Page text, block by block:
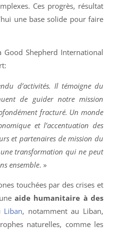
Ces progrès, résultat
une base solide pour faire
Good Shepherd International
d’activités. Il témoigne du
de guider notre mission
fracturé. Un monde
et l’accentuation des
et partenaires de mission du
transformation qui ne peut
ensemble. »
touchées par des crises et
aide humanitaire à des
Liban, notamment au Liban,
naturelles, comme les